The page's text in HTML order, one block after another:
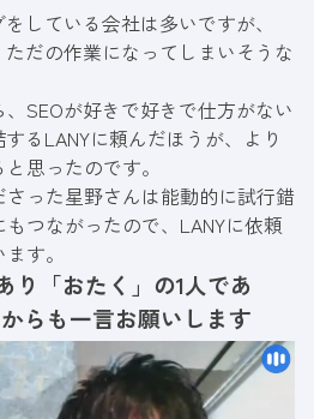
している会社は多いですが、
だの作業になってしまいそうな
SEOが好きで好きで仕方がない
するLANYに頼んだほうが、より
思ったのです。
った星野さんは能動的に試行錯
つながったので、LANYに依頼
す。
り「おたく」の1人であ
らも一言お願いします